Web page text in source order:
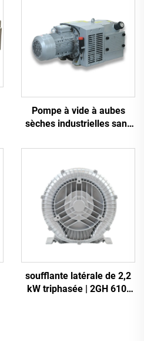
Pompe à vide à aubes
sèches industrielles sans
soufflante latérale de 2,2
kW triphasée | 2GH 610-